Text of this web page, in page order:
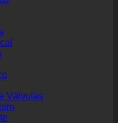
Válvulas